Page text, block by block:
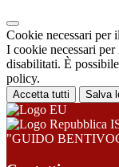
Cookie necessari per
I cookie necessari
disabilitati. È
policy.
Accetta tutti Salva
"GUIDO